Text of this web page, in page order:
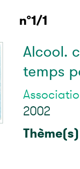
n°1/1
Alcool.
temps
2002